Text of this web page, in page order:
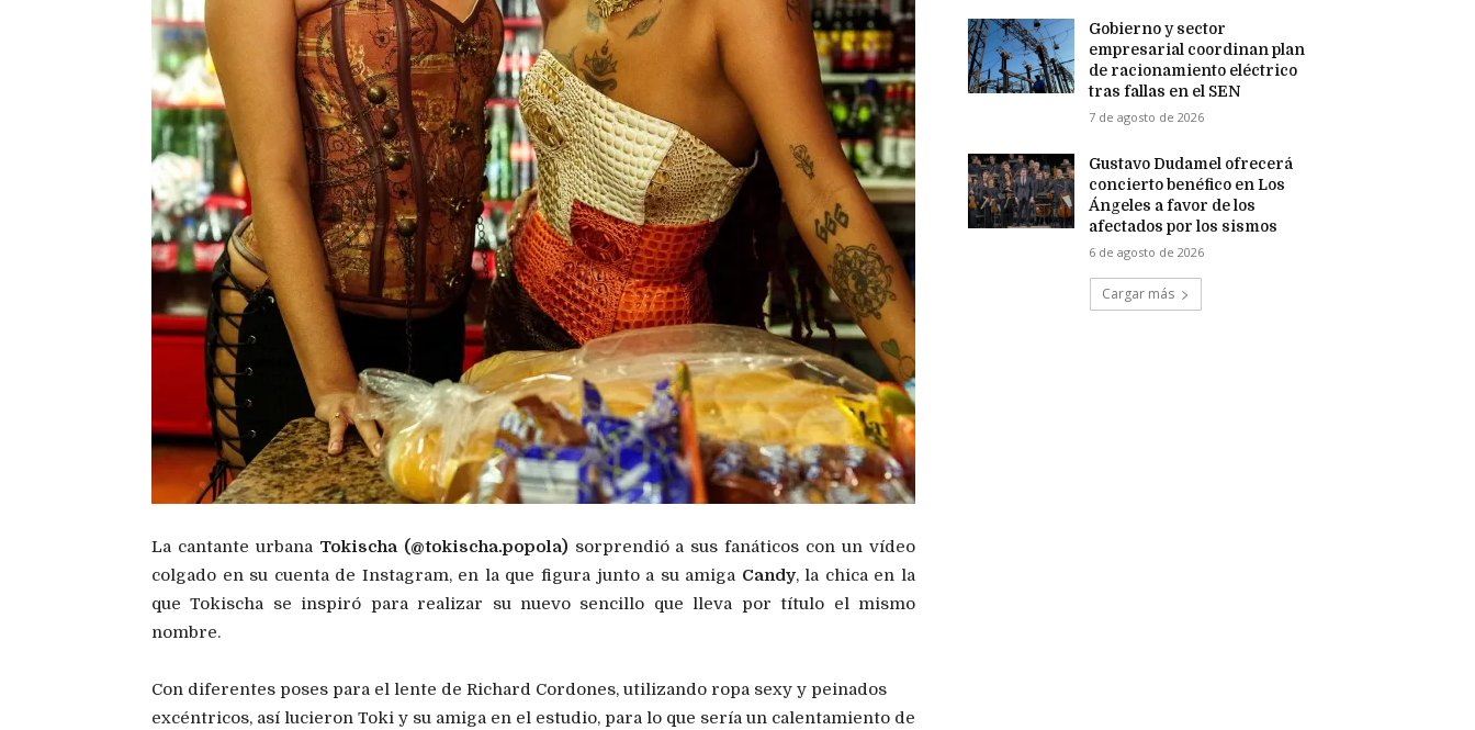
La cantante urbana Tokischa (@tokischa.popola) sorprendió a sus fanáticos con un vídeo
colgado en su cuenta de Instagram, en la que figura junto a su amiga Candy, la chica en la
que Tokischa se inspiró para realizar su nuevo sencillo que lleva por título el mismo
nombre.
Con diferentes poses para el lente de Richard Cordones, utilizando ropa sexy y peinados
excéntricos, así lucieron Toki y su amiga en el estudio, para lo que sería un calentamiento de
Gobierno y sector
empresarial coordinan plan
de racionamiento eléctrico
tras fallas en el SEN
7 de agosto de 2026
Gustavo Dudamel ofrecerá
concierto benéfico en Los
Ángeles a favor de los
afectados por los sismos
6 de agosto de 2026
Cargar más